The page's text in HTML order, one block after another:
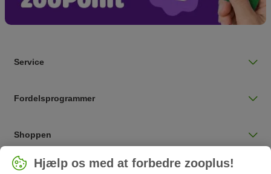
Service
Fordelsprogrammer
Shoppen
Vælg landHjælp os med at forbedre zooplus!